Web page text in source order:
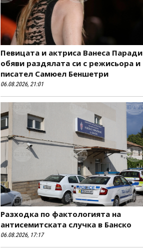
Певицата и актриса Ванеса Паради
обяви раздялата си с режисьора и
писател Самюел Беншетри
06.08.2026, 21:01
Разходка по фактологията на
антисемитската случка в Банско
06.08.2026, 17:17